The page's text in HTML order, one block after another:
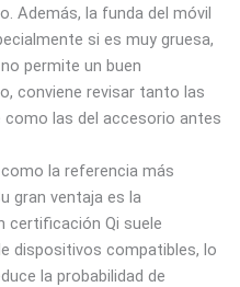
Además, la funda del móvil
si es muy gruesa,
permite un buen
conviene revisar tanto las
las del accesorio antes
la referencia más
gran ventaja es la
certificación Qi suele
dispositivos compatibles, lo
la probabilidad de